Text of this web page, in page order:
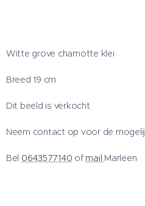
Witte grove chamotte klei
Breed 19 cm
Dit beeld is verkocht
Neem contact op voor de
Bel 0643577140 of mail Marleen